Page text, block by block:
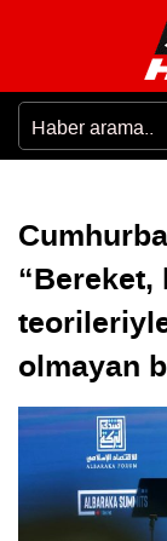
olmayan